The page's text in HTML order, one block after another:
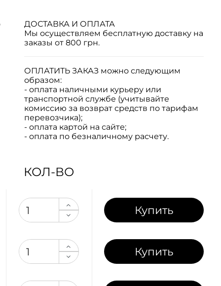
ДОСТАВКА И ОПЛАТА
Мы осуществляем бесплатную доставку на
заказы от 800 грн.
ОПЛАТИТЬ ЗАКАЗ можно следующим
образом:
- оплата наличными курьеру или
транспортной службе (учитывайте
комиссию за возврат средств по тарифам
перевозчика);
- оплата картой на сайте;
- оплата по безналичному расчету.
КОЛ-ВО
Купить
Купить